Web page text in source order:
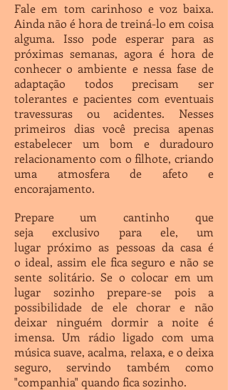
Fale em tom carinhoso e voz baixa.
Ainda não é hora de treiná-lo em coisa
alguma. Isso pode esperar para as
próximas semanas, agora é hora de
conhecer o ambiente e nessa fase de
adaptação todos precisam ser
tolerantes e pacientes com eventuais
travessuras ou acidentes. Nesses
primeiros dias você precisa apenas
estabelecer um bom e duradouro
relacionamento com o filhote, criando
uma atmosfera de afeto e
encorajamento.
Prepare um cantinho que
seja exclusivo para ele, um
lugar próximo as pessoas da casa é
o ideal, assim ele fica seguro e não se
sente solitário. Se o colocar em um
lugar sozinho prepare-se pois a
possibilidade de ele chorar e não
deixar ninguém dormir a noite é
imensa. Um rádio ligado com uma
música suave, acalma, relaxa, e o deixa
seguro, servindo também como
"companhia" quando fica sozinho.